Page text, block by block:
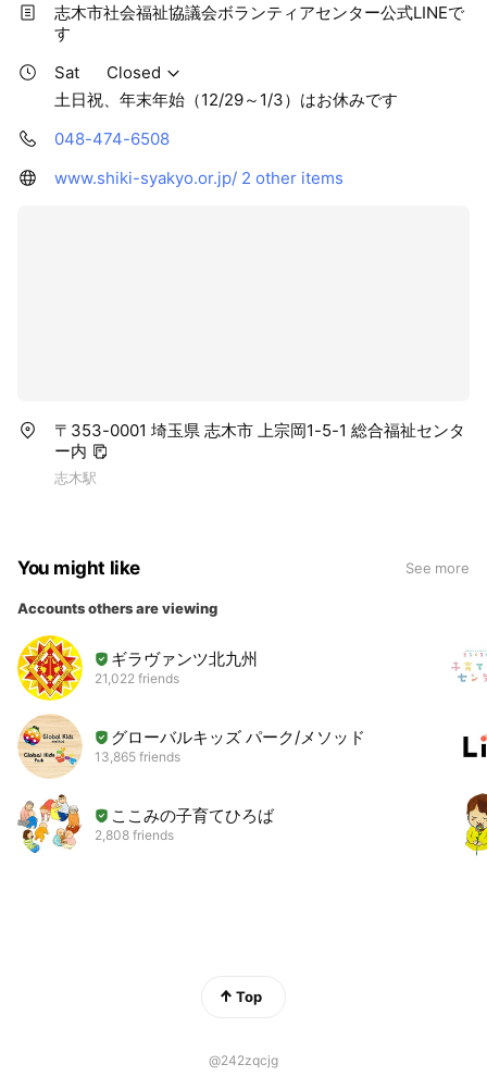
志木市社会福祉協議会ボランティアセンター公式LINEで
す
Sat
Closed
土日祝、年末年始（12/29～1/3）はお休みです
048-474-6508
www.shiki-syakyo.or.jp/ 2 other items
〒353-0001 埼玉県 志木市 上宗岡1-5-1 総合福祉センタ
ー内
志木駅
You might like See more
Accounts others are viewing
ギラヴァンツ北九州
21,022 friends
グローバルキッズ パーク/メソッド
13,865 friends
ここみの子育てひろば
2,808 friends
Top
@242zqcjg